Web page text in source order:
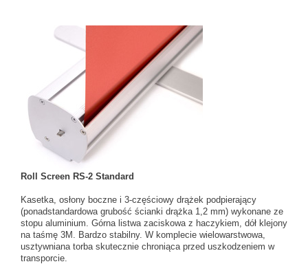
Roll Screen RS-2 Standard
Kasetka, osłony boczne i 3-częściowy drążek podpierający
(ponadstandardowa grubość ścianki drążka 1,2 mm) wykonane ze
stopu aluminium. Górna listwa zaciskowa z haczykiem, dół klejony
na taśmę 3M. Bardzo stabilny. W komplecie wielowarstwowa,
usztywniana torba skutecznie chroniąca przed uszkodzeniem w
transporcie.